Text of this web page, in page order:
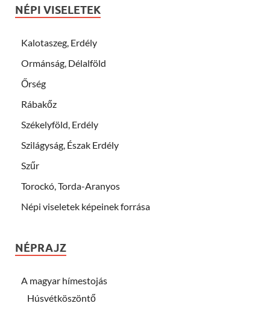
NÉPI VISELETEK
Kalotaszeg, Erdély
Ormánság, Délalföld
Őrség
Rábakőz
Székelyföld, Erdély
Szilágyság, Észak Erdély
Szűr
Torockó, Torda-Aranyos
Népi viseletek képeinek forrása
NÉPRAJZ
A magyar hímestojás
Húsvétköszöntő